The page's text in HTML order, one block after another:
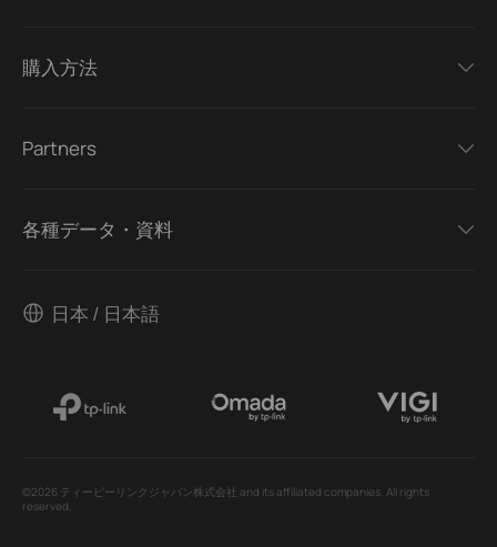
購入方法
Partners
各種データ・資料
日本 / 日本語
©2026 ティーピーリンクジャパン株式会社 and its affiliated companies. All rights
reserved.